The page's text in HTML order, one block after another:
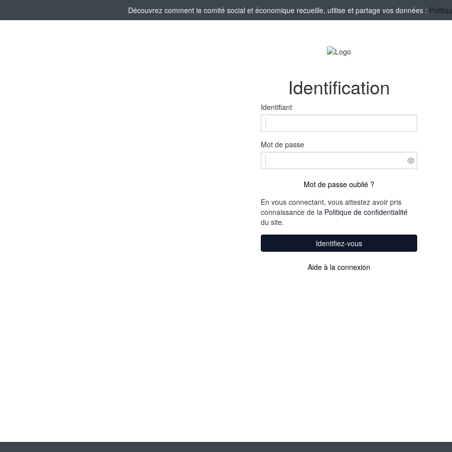
Découvrez comment le comité social et économique recueille, utilise et partage vos données :
Identification
Identifiant
Mot de passe
Mot de passe oublié ?
En vous connectant, vous attestez avoir pris
connaissance de la Politique de confidentialité
du site.
Identifiez-vous
Aide à la connexion